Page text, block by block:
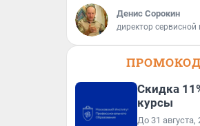
Денис Сорокин
директор
Скидка
курсы
До 31 августа,